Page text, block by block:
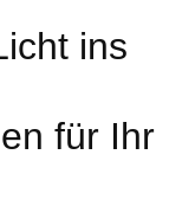
ins
für Ihr